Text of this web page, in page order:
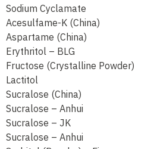
Sodium Cyclamate
Acesulfame-K (China)
Aspartame (China)
Erythritol – BLG
Fructose (Crystalline Powder)
Lactitol
Sucralose (China)
Sucralose – Anhui
Sucralose – JK
Sucralose – Anhui